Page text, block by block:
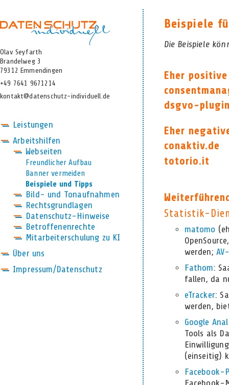
Olav Seyfarth
Brandelweg 3
79312 Emmendingen
+49 7641 9671214
kontakt@datenschutz-individuell.de
Leistungen
Arbeitshilfen
Webseiten
Freundlicher Aufbau
Banner vermeiden
Beispiele und Tipps
Bild- und Tonaufnahmen
Rechtsgrundlagen
Datenschutz-Hinweise
Betroffenenrechte
Mitarbeiterschulung zu KI
Über uns
Impressum/Datenschutz
Beispiele
Die Beispiele
Eher
dsgvo-
Eher
conaktiv.de
totorio.it
Statistik-
matomo
werden;
Fathom:
fallen, da
eTracker:
werden,
Google
Tools als
(einseitig)
Facebook-